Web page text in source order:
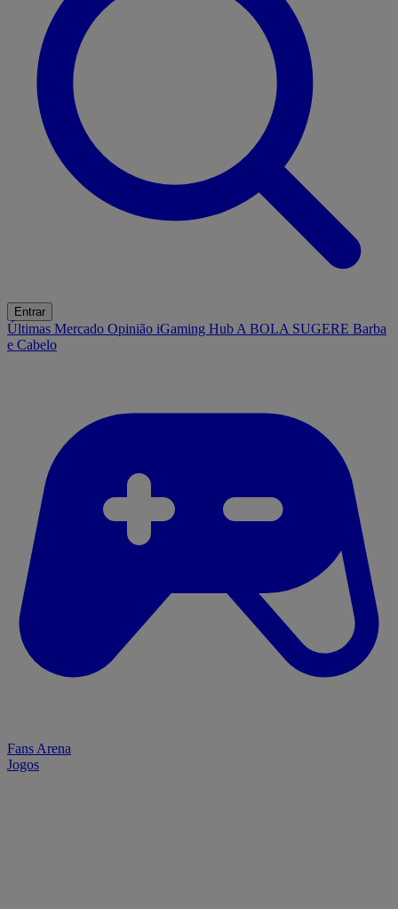
Entrar
Últimas Mercado Opinião iGaming Hub A BOLA SUGERE Barba
e Cabelo
Fans Arena
Jogos